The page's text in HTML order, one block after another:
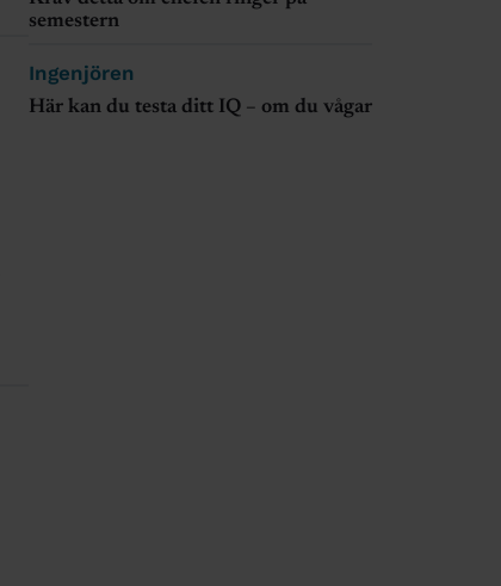
semestern
Ingenjören
Här kan du testa ditt IQ – om du vågar